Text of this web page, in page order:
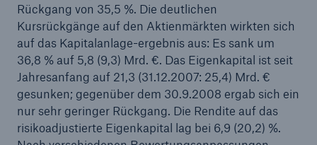
Rückgang von 35,5 %. Die deutlichen
Kursrückgänge auf den Aktienmärkten wirkten sich
auf das Kapitalanlage-ergebnis aus: Es sank um
36,8 % auf 5,8 (9,3) Mrd. €. Das Eigenkapital ist seit
Jahresanfang auf 21,3 (31.12.2007: 25,4) Mrd. €
gesunken; gegenüber dem 30.9.2008 ergab sich ein
nur sehr geringer Rückgang. Die Rendite auf das
risikoadjustierte Eigenkapital lag bei 6,9 (20,2) %.
Rückversicherung Leben/Gesundheit
MIRA Digital Suite